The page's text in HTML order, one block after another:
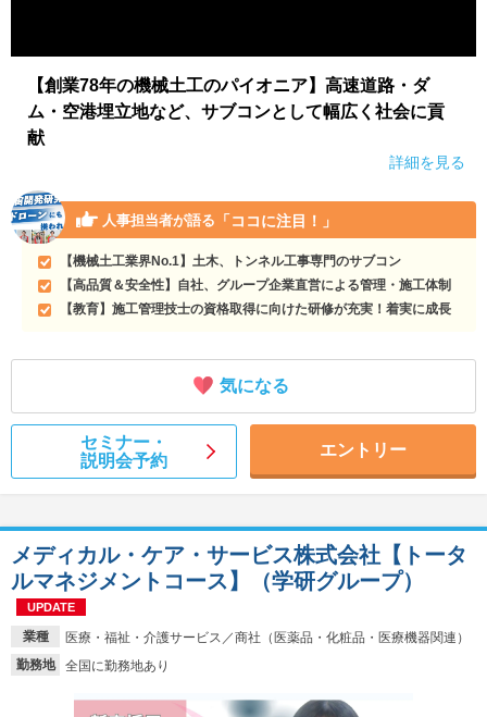
【創業78年の機械土工のパイオニア】高速道路・ダ
ム・空港埋立地など、サブコンとして幅広く社会に貢
献
詳細を見る
人事担当者が語る 「ココに注目！」
【機械土工業界No.1】土木、トンネル工事専門のサブコン
【高品質＆安全性】自社、グループ企業直営による管理・施工体制
【教育】施工管理技士の資格取得に向けた研修が充実！着実に成長
気になる
セミナー・
説明会予約
エントリー
業種
医療・福祉・介護サービス／商社（医薬品・化粧品・医療機器関連）
勤務地
全国に勤務地あり
メディカル・ケア・サービス株式会社【トータ
ルマネジメントコース】（学研グループ）
UPDATE